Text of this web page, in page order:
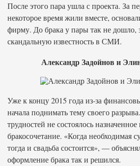
После этого пара ушла с проекта. За
некоторое время жили вместе,
фирму. До брака у пары так не дошло,
скандальную известность в СМИ.
Александр Задойнов и
Уже к концу 2015 года из-за
начала поднимать тему своего
трудностей не состоялось
бракосочетание. «Когда необходимая
тогда и свадьба состоится», —
оформление брака так и решился.